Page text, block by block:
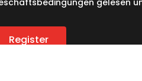
gelesen